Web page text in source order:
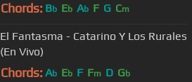
Chords: Bb Eb Ab F G Cm
El Fantasma - Catarino Y Los Rurales
(En Vivo)
Chords: Ab Eb F Fm D Gb